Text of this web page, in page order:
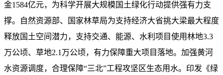
金1584亿元，为科学开展大规模国土绿化行动提供强有力支
撑。自然资源部、国家林草局为支持经济大省挑大梁最大程度
释放国土空间潜力，支持交通、能源、水利项目使用林地3.3
万公顷、草地2.1万公顷，有力保障重大项目落地。加强黄河
水资源调度，合理保障“三北”工程攻坚区生态用水。印发《绿